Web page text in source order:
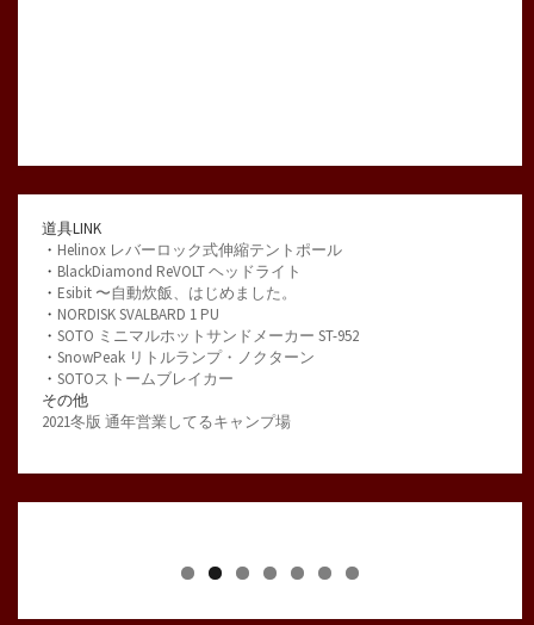
道具LINK
・ Helinox レバーロック式伸縮テントポール
・ BlackDiamond ReVOLT ヘッドライト
・ Esibit 〜自動炊飯、はじめました。
・ NORDISK SVALBARD 1 PU
・ SOTO ミニマルホットサンドメーカー ST-952
・ SnowPeak リトルランプ・ノクターン
・ SOTOストームブレイカー
その他
2021冬版 通年営業してるキャンプ場